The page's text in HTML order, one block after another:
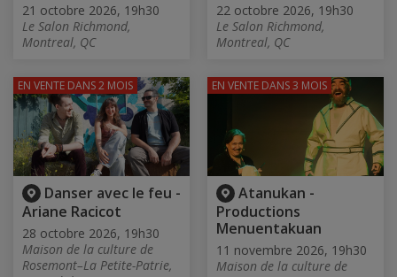
21 octobre 2026, 19h30
Le Salon Richmond,
Montreal, QC
22 octobre 2026, 19h30
Le Salon Richmond,
Montreal, QC
Danser avec le feu -
Ariane Racicot
28 octobre 2026, 19h30
Maison de la culture de
Rosemont–La Petite-Patrie,
EN VENTE DANS 2 MOIS
Atanukan -
Productions
Menuentakuan
11 novembre 2026, 19h30
Maison de la culture de
EN VENTE DANS 3 MOIS